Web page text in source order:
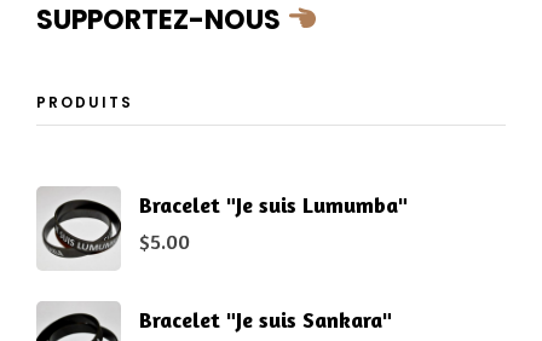
SUPPORTEZ-NOUS
PRODUITS
Bracelet "Je suis Lumumba"
$5.00
Bracelet "Je suis Sankara"